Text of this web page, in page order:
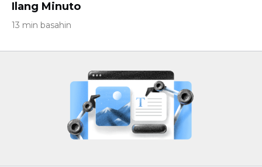
Ilang Minuto
13 min basahin